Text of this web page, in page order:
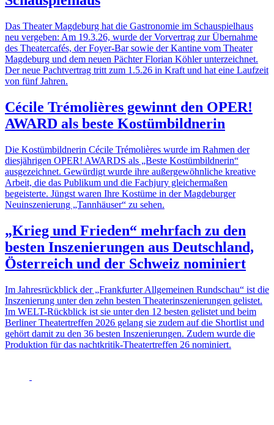
Das Theater Magdeburg hat die Gastronomie im Schauspielhaus
neu vergeben: Am 19.3.26, wurde der Vorvertrag zur Übernahme
des Theatercafés, der Foyer-Bar sowie der Kantine vom Theater
Magdeburg und dem neuen Pächter Florian Köhler unterzeichnet.
Der neue Pachtvertrag tritt zum 1.5.26 in Kraft und hat eine Laufzeit
von fünf Jahren.
Cécile Trémolières gewinnt den OPER!
AWARD als beste Kostümbildnerin
Die Kostümbildnerin Cécile Trémolières wurde im Rahmen der
diesjährigen OPER! AWARDS als „Beste Kostümbildnerin“
ausgezeichnet. Gewürdigt wurde ihre außergewöhnliche kreative
Arbeit, die das Publikum und die Fachjury gleichermaßen
begeisterte. Jüngst waren Ihre Kostüme in der Magdeburger
Neuinszenierung „Tannhäuser“ zu sehen.
„Krieg und Frieden“ mehrfach zu den
besten Inszenierungen aus Deutschland,
Österreich und der Schweiz nominiert
Im Jahresrückblick der „Frankfurter Allgemeinen Rundschau“ ist die
Inszenierung unter den zehn besten Theaterinszenierungen gelistet.
Im WELT-Rückblick ist sie unter den 12 besten gelistet und beim
Berliner Theatertreffen 2026 gelang sie zudem auf die Shortlist und
gehört damit zu den 36 besten Inszenierungen. Zudem wurde die
Produktion für das nachtkritik-Theatertreffen 26 nominiert.